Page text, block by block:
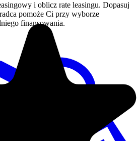
i oblicz rate leasingu. Dopasuj
pomoże Ci przy wyborze
finansowania.